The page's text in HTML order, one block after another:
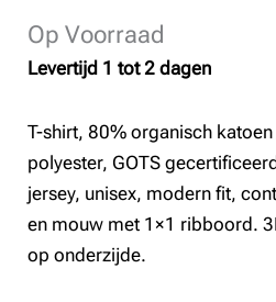
was:
€15,62.
is:
€14,06.
Op Voorraad
Levertijd 1 tot 2 dagen
T-shirt, 80% organisch
polyester, GOTS
jersey, unisex, modern fit,
en mouw met 1×1 ribboord.
op onderzijde.